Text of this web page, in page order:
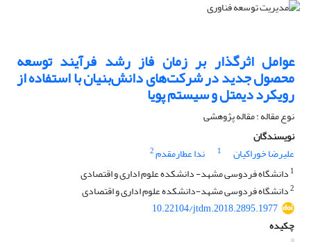
عوامل اثرگذار بر زمان فاز رشد فرآیند توسعه
محصول جدید در شرکت‌های دانش‌بنیان با استفاده از
رویکرد دیمتل و سیستم پویا
نوع مقاله : مقاله پژوهشی
نویسندگان
علیرضا خوراکیان
1 ندا عطارمقدم2
1 دانشگاه فردوسی مشهد- دانشکده علوم اداری و اقتصادی
2دانشگاه فردوسی مشهد-دانشکده علوم اداری و اقتصادی
10.22104/jtdm.2018.2895.1977
چکیده